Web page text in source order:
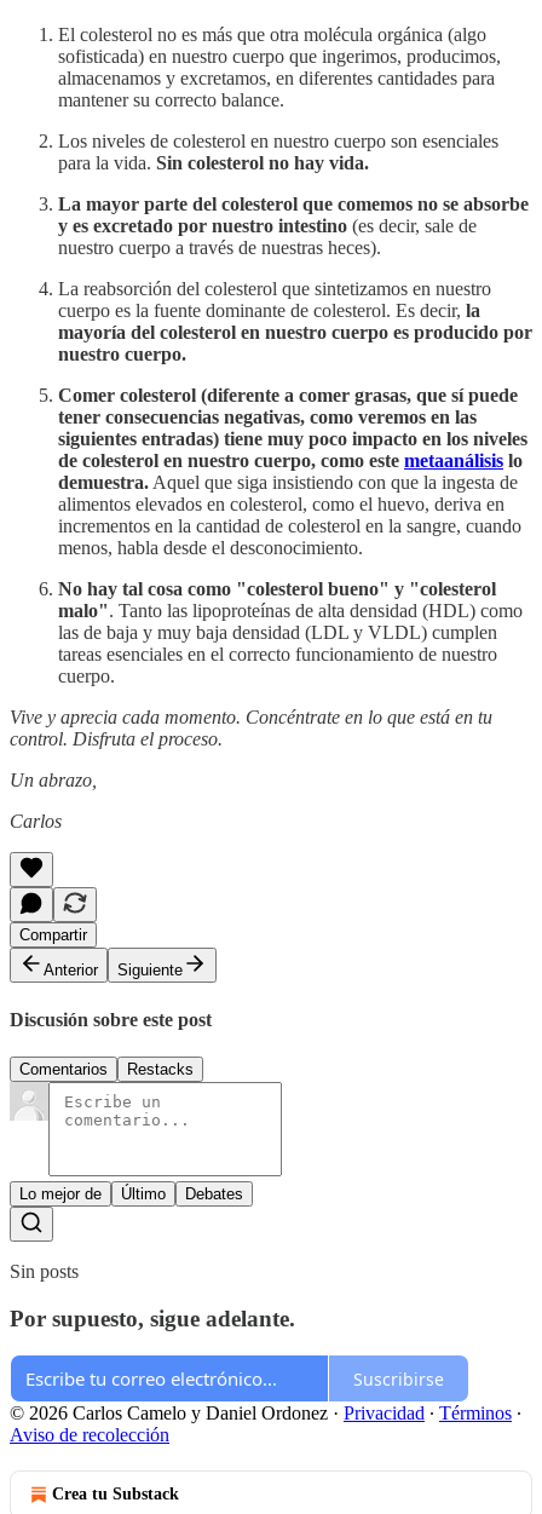
El colesterol no es más que otra molécula orgánica (algo
sofisticada) en nuestro cuerpo que ingerimos, producimos,
almacenamos y excretamos, en diferentes cantidades para
mantener su correcto balance.
Los niveles de colesterol en nuestro cuerpo son esenciales
para la vida. Sin colesterol no hay vida.
La mayor parte del colesterol que comemos no se absorbe
y es excretado por nuestro intestino (es decir, sale de
nuestro cuerpo a través de nuestras heces).
La reabsorción del colesterol que sintetizamos en nuestro
cuerpo es la fuente dominante de colesterol. Es decir, la
mayoría del colesterol en nuestro cuerpo es producido por
nuestro cuerpo.
Comer colesterol (diferente a comer grasas, que sí puede
tener consecuencias negativas, como veremos en las
siguientes entradas) tiene muy poco impacto en los niveles
de colesterol en nuestro cuerpo, como este metaanálisis lo
demuestra.Aquel que siga insistiendo con que la ingesta de
alimentos elevados en colesterol, como el huevo, deriva en
incrementos en la cantidad de colesterol en la sangre, cuando
menos, habla desde el desconocimiento.
No hay tal cosa como "colesterol bueno" y "colesterol
malo". Tanto las lipoproteínas de alta densidad (HDL) como
las de baja y muy baja densidad (LDL y VLDL) cumplen
tareas esenciales en el correcto funcionamiento de nuestro
cuerpo.
Vive y aprecia cada momento. Concéntrate en lo que está en tu
control. Disfruta el proceso.
Un abrazo,
Carlos
Compartir
Anterior
Siguiente
Discusión sobre este post
Comentarios Restacks
Lo mejor de Último Debates
Sin posts
Por supuesto, sigue adelante.
Suscribirse
© 2026 Carlos Camelo y Daniel Ordonez · Privacidad ∙ Términos ∙
Aviso de recolección
Crea tu Substack